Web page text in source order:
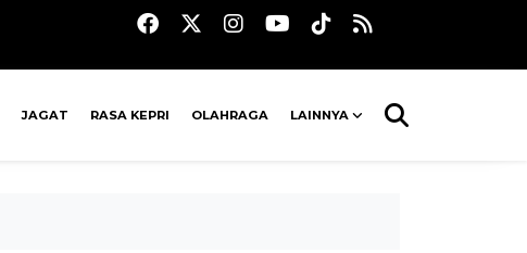
JAGAT RASA KEPRI OLAHRAGA LAINNYA